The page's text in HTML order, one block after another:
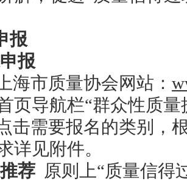
报
报
海市质量协会网站：
页导航栏“群众性质
击需要报名的类别，
详见附件。
荐 原则上“质量信得